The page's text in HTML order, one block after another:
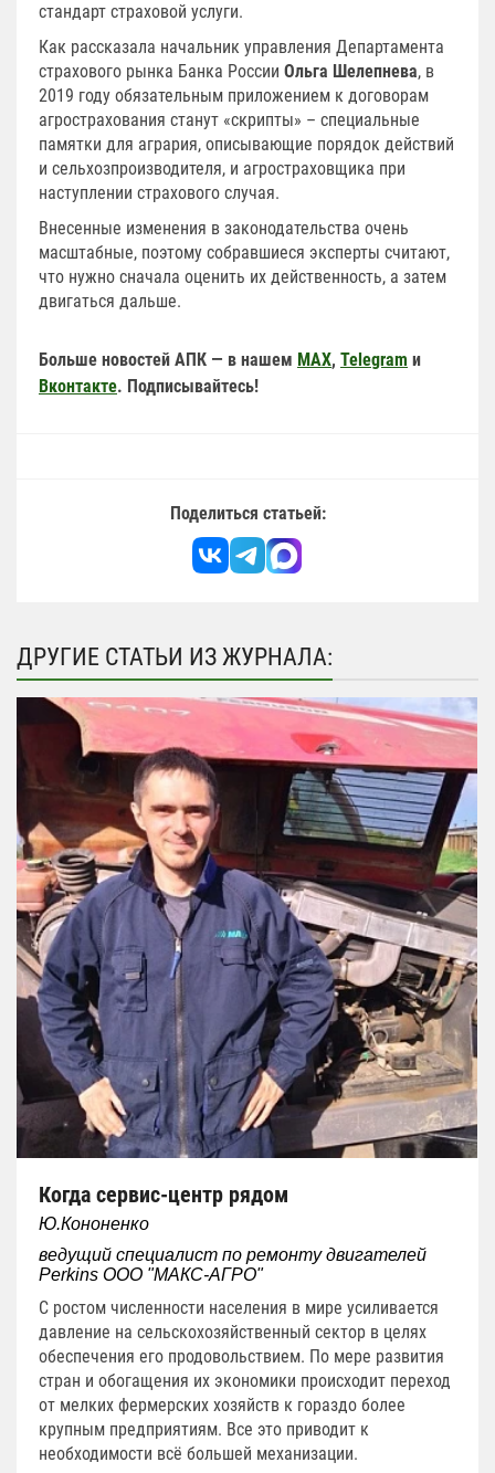
стандарт страховой услуги.
Как рассказала начальник управления Департамента
страхового рынка Банка России Ольга Шелепнева, в
2019 году обязательным приложением к договорам
агрострахования станут «скрипты» – специальные
памятки для агрария, описывающие порядок действий
и сельхозпроизводителя, и агростраховщика при
наступлении страхового случая.
Внесенные изменения в законодательства очень
масштабные, поэтому собравшиеся эксперты считают,
что нужно сначала оценить их действенность, а затем
двигаться дальше.
Больше новостей АПК — в нашем MAX, Telegram и
Вконтакте. Подписывайтесь!
Поделиться статьей:
ДРУГИЕ СТАТЬИ ИЗ ЖУРНАЛА:
Когда сервис-центр рядом
Ю.Кононенко
ведущий специалист по ремонту двигателей
Perkins ООО "МАКС-АГРО"
С ростом численности населения в мире усиливается
давление на сельскохозяйственный сектор в целях
обеспечения его продовольствием. По мере развития
стран и обогащения их экономики происходит переход
от мелких фермерских хозяйств к гораздо более
крупным предприятиям. Все это приводит к
необходимости всё большей механизации.